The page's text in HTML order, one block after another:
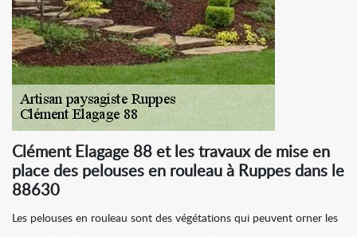
Clément Elagage 88 et les travaux de mise en
place des pelouses en rouleau à Ruppes dans le
88630
Les pelouses en rouleau sont des végétations qui peuvent orner les